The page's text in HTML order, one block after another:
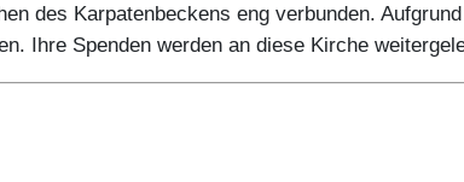
des Karpatenbeckens eng verbunden.
Ihre Spenden werden an diese Kirche